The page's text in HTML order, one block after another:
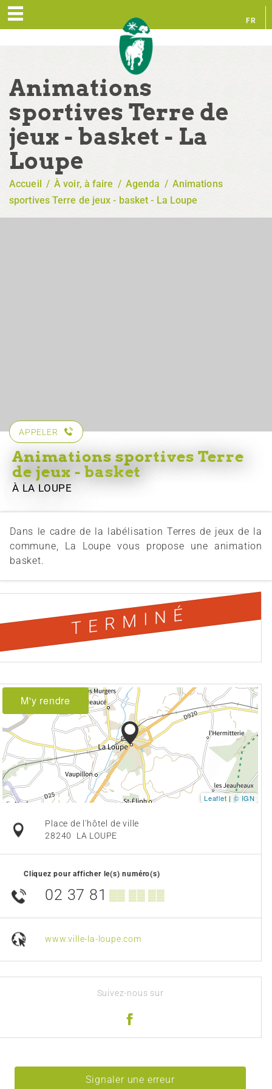
FR
Animations
sportives Terre de
jeux - basket - La
Loupe
Accueil / À voir, à faire / Agenda / Animations
sportives Terre de jeux - basket - La Loupe
APPELER
Animations sportives Terre
de jeux - basket
À LA LOUPE
Dans le cadre de la labélisation Terres de jeux de la
commune, La Loupe vous propose une animation
basket.
TERMINÉ
M'y rendre
Leaflet | © IGN
Place de l'hôtel de ville
28240
LA LOUPE
Cliquez pour afficher le(s) numéro(s)
02 37 81 ▒▒ ▒▒ ▒▒
www.ville-la-loupe.com
Suivez-nous sur
Signaler une erreur